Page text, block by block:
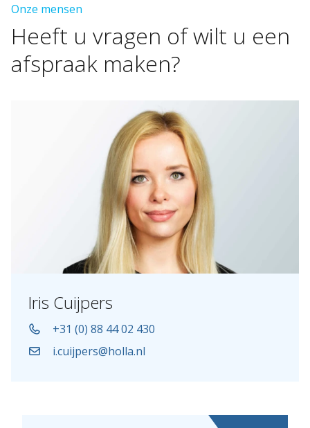
Onze mensen
Heeft u vragen ofwilt u een
afspraak maken?
Iris Cuijpers
+31 (0) 88 44 02 430
i.cuijpers@holla.nl